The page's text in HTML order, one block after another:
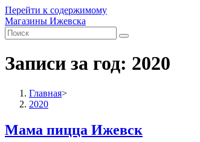
Перейти к содержимому
Магазины Ижевска
Записи за год: 2020
Главная>
2020
Мама пицца Ижевск